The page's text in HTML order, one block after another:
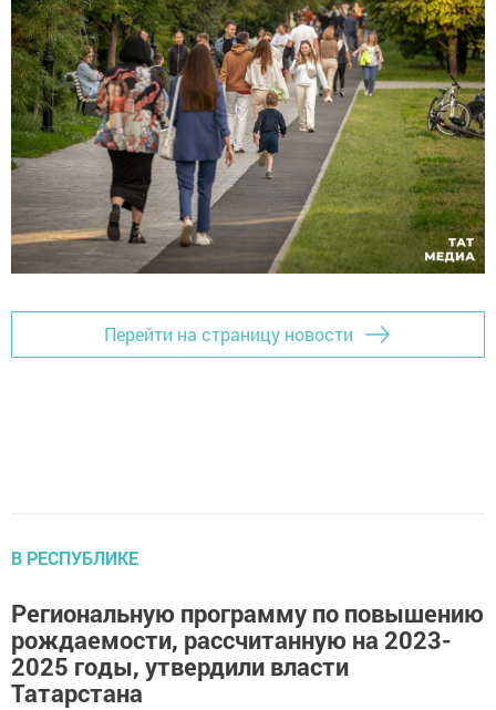
Перейти на страницу новости
В РЕСПУБЛИКЕ
Региональную программу по повышению
рождаемости, рассчитанную на 2023-
2025 годы, утвердили власти
Татарстана